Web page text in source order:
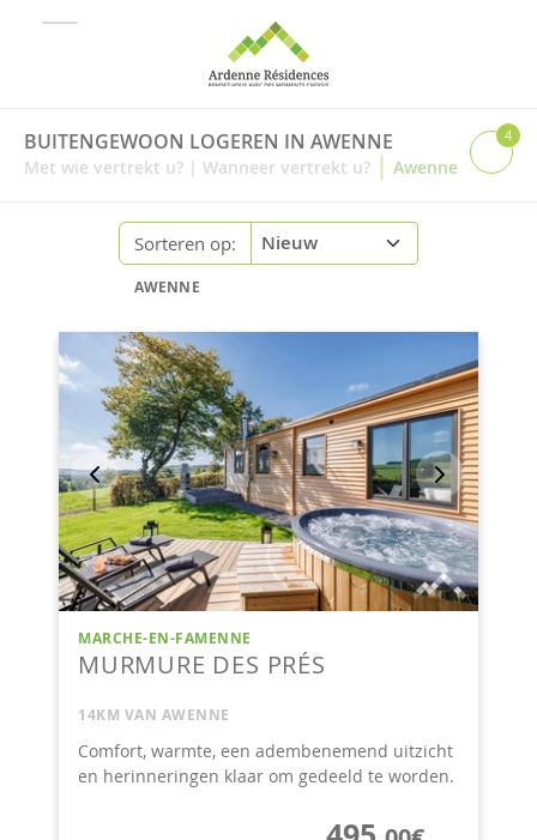
BUITENGEWOON LOGEREN IN AWENNE
Met wie vertrekt u? | Wanneer vertrekt u? | Awenne
4
Sorteren op:
AWENNE